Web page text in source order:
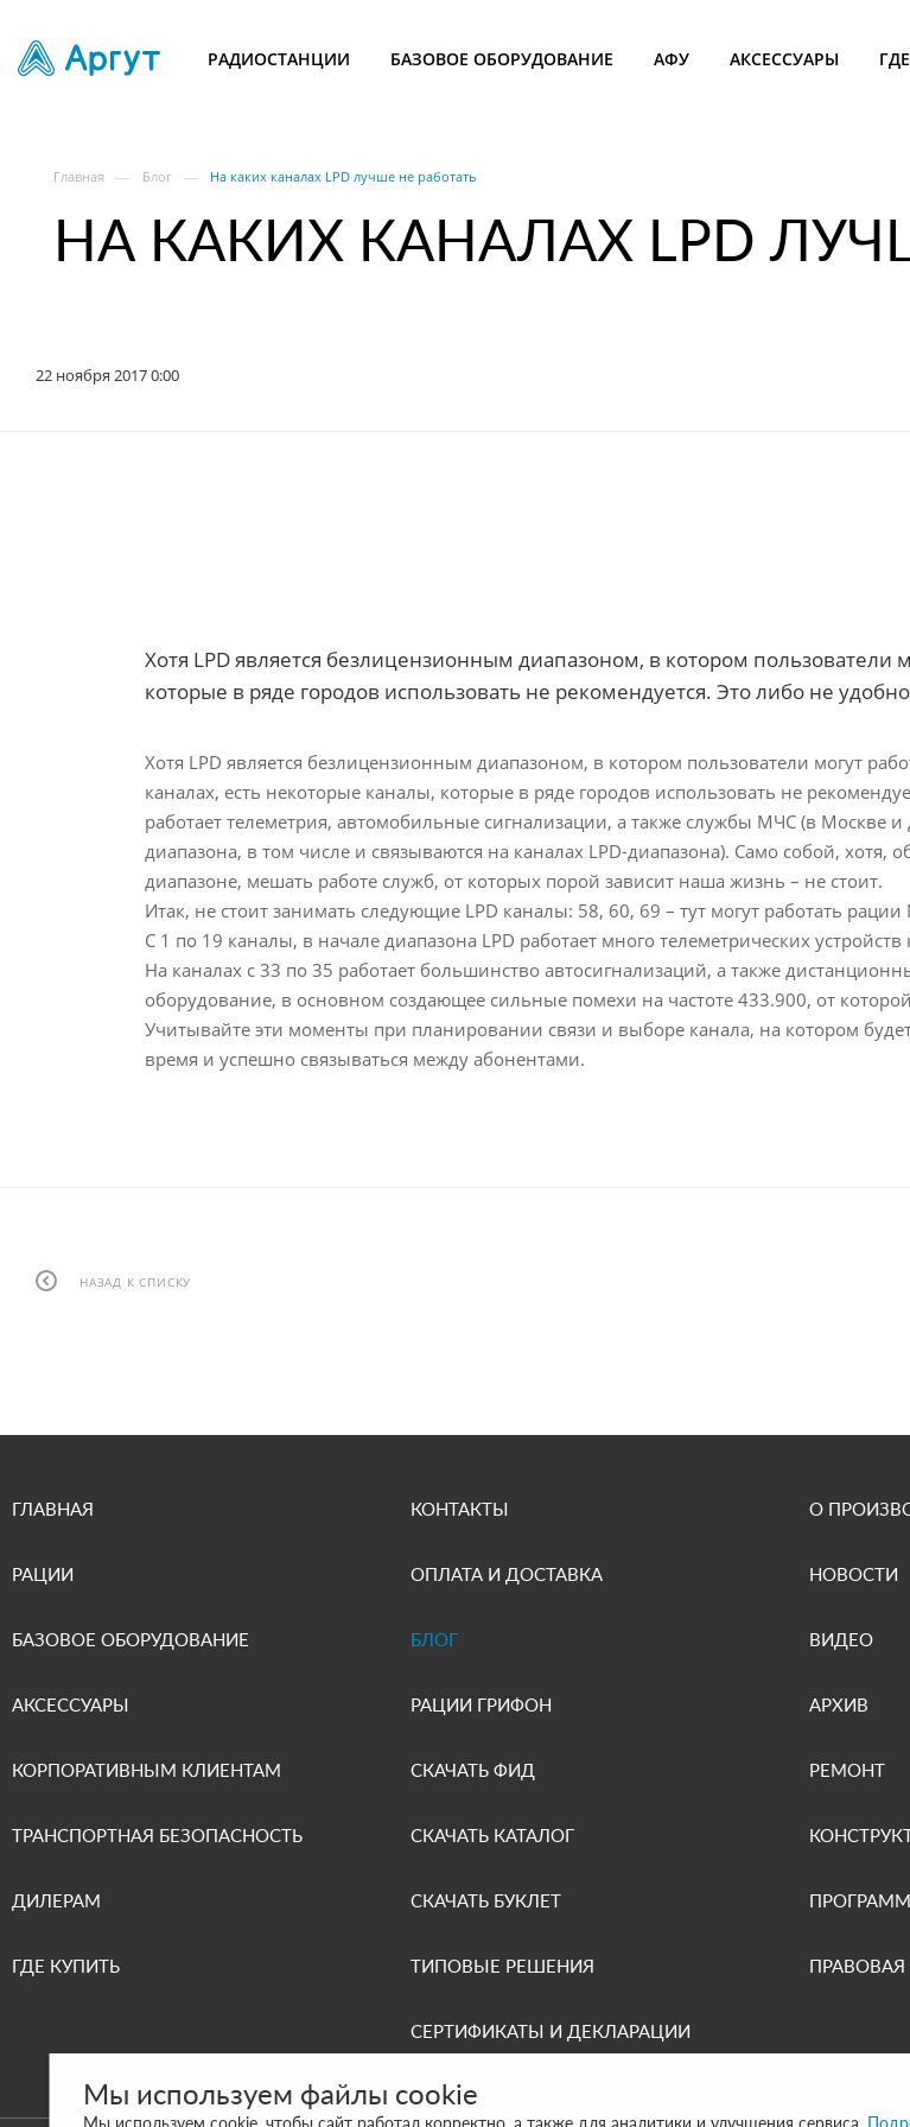
РАДИОСТАНЦИИ БАЗОВОЕ ОБОРУДОВАНИЕ АФУ АКСЕССУАРЫ
Главная — Блог — На каких каналах LPD лучше не работать
НА КАКИХ КАНАЛАХ LPD
22 ноября 2017 0:00
Хотя LPD является безлицензионным диапазоном, в котором пользователи
которые в ряде городов использовать не рекомендуется. Это либо не удобно
Хотя LPD является безлицензионным диапазоном, в котором пользователи могут
каналах, есть некоторые каналы, которые в ряде городов использовать не
работает телеметрия, автомобильные сигнализации, а также службы МЧС (в Москве
диапазона, в том числе и связываются на каналах LPD-диапазона). Само собой,
диапазоне, мешать работе служб, от которых порой зависит наша жизнь – не стоит.
Итак, не стоит занимать следующие LPD каналы: 58, 60, 69 – тут могут работать
С 1 по 19 каналы, в начале диапазона LPD работает много телеметрических
На каналах с 33 по 35 работает большинство автосигнализаций, а также
оборудование, в основном создающее сильные помехи на частоте 433.900, от
Учитывайте эти моменты при планировании связи и выборе канала, на котором
время и успешно связываться между абонентами.
НАЗАД К СПИСКУ
ГЛАВНАЯ
РАЦИИ
БАЗОВОЕ ОБОРУДОВАНИЕ
АКСЕССУАРЫ
КОРПОРАТИВНЫМ КЛИЕНТАМ
ТРАНСПОРТНАЯ БЕЗОПАСНОСТЬ
ДИЛЕРАМ
ГДЕ КУПИТЬ
КОНТАКТЫ
ОПЛАТА И ДОСТАВКА
БЛОГ
РАЦИИ ГРИФОН
СКАЧАТЬ ФИД
СКАЧАТЬ КАТАЛОГ
СКАЧАТЬ БУКЛЕТ
ТИПОВЫЕ РЕШЕНИЯ
СЕРТИФИКАТЫ И ДЕКЛАРАЦИИ
О
НОВОСТИ
ВИДЕО
АРХИВ
РЕМОНТ
Мы используем файлы cookie
Мы используем cookie, чтобы сайт работал корректно, а также для аналитики и улучшения сервиса.